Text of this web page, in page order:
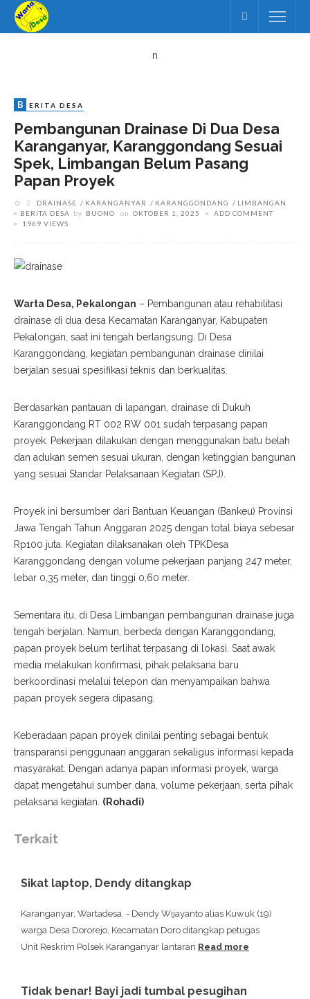
n
B ERITA DESA
Pembangunan Drainase Di Dua Desa
Karanganyar, Karanggondang Sesuai
Spek, Limbangan Belum Pasang
Papan Proyek
DRAINASE KARANGANYAR KARANGGONDANG
LIMBANGAN
BERITA DESA
by BUONO on OKTOBER 1, 2025
ADD COMMENT
1969 VIEWS
Warta Desa, Pekalongan – Pembangunan atau rehabilitasi
drainase di dua desa Kecamatan Karanganyar, Kabupaten
Pekalongan, saat ini tengah berlangsung. Di Desa
Karanggondang, kegiatan pembangunan drainase dinilai
berjalan sesuai spesifikasi teknis dan berkualitas.
Berdasarkan pantauan di lapangan, drainase di Dukuh
Karanggondang RT 002 RW 001 sudah terpasang papan
proyek. Pekerjaan dilakukan dengan menggunakan batu belah
dan adukan semen sesuai ukuran, dengan ketinggian bangunan
yang sesuai Standar Pelaksanaan Kegiatan (SPJ).
Proyek ini bersumber dari Bantuan Keuangan (Bankeu) Provinsi
Jawa Tengah Tahun Anggaran 2025 dengan total biaya sebesar
Rp100 juta. Kegiatan dilaksanakan oleh TPKDesa
Karanggondang dengan volume pekerjaan panjang 247 meter,
lebar 0,35 meter, dan tinggi 0,60 meter.
Sementara itu, di Desa Limbangan pembangunan drainase juga
tengah berjalan. Namun, berbeda dengan Karanggondang,
papan proyek belum terlihat terpasang di lokasi. Saat awak
media melakukan konfirmasi, pihak pelaksana baru
berkoordinasi melalui telepon dan menyampaikan bahwa
papan proyek segera dipasang.
Keberadaan papan proyek dinilai penting sebagai bentuk
transparansi penggunaan anggaran sekaligus informasi kepada
masyarakat. Dengan adanya papan informasi proyek, warga
dapat mengetahui sumber dana, volume pekerjaan, serta pihak
pelaksana kegiatan. (Rohadi)
Terkait
Sikat laptop, Dendy ditangkap
Karanganyar, Wartadesa. - Dendy Wijayanto alias Kuwuk (19)
warga Desa Dororejo, Kecamatan Doro ditangkap petugas
Unit Reskrim Polsek Karanganyar lantaran Read more
Tidak benar! Bayi jadi tumbal pesugihan